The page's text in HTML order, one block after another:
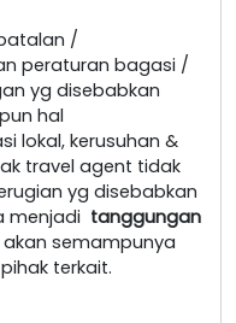
/
peraturan bagasi /
yg disebabkan
hal
lokal, kerusuhan &
travel agent tidak
yg disebabkan
menjadi tanggungan
semampunya
terkait.